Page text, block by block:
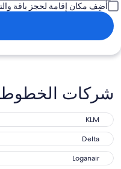
أضِف مكان إقامة لحجز باقة
شركات الخطوط
KLMKLM
DeltaDelta
Loganair
Loganair